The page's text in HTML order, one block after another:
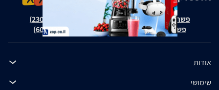
פשרה בת"צ אבנצ'יק נ' זאפ גרופ (ת"צ 23008-08-20)
פשרה בת"צ כהנים נ' זאפ גרופ (ת"צ 60371-12-19)
אודות
שימושי